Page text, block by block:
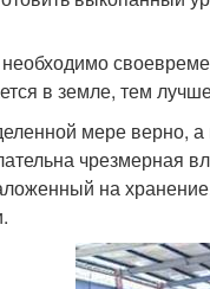
в земле, тем
мере верно, а
чрезмерная
на